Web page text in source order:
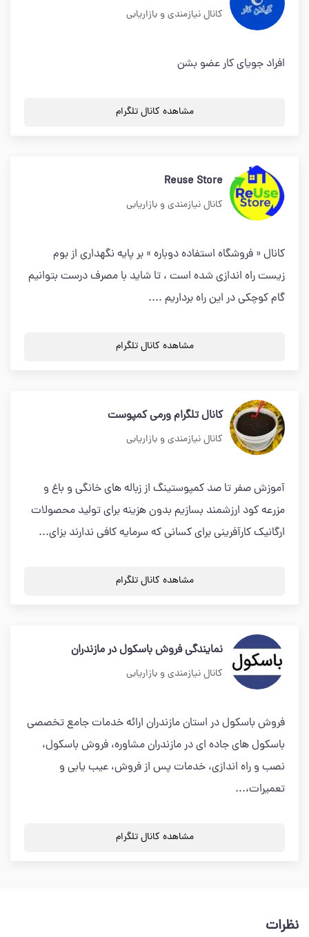
کانال نیازمندی و بازاریابی
افراد جویای کار عضو بشن
مشاهده کانال تلگرام
Reuse Store
کانال نیازمندی و بازاریابی
کانال « فروشگاه استفاده دوباره » بر پایه نگهداری از بوم
زیست راه اندازی شده است ، تا شاید با مصرف درست بتوانیم
گام کوچکی در این راه برداریم ....
مشاهده کانال تلگرام
کانال تلگرام ورمی کمپوست
کانال نیازمندی و بازاریابی
آموزش صفر تا صد کمپوستینگ از زباله های خانگی و باغ و
مزرعه کود ارزشمند بسازیم بدون هزینه برای تولید محصولات
ارگانیک کارآفرینی برای کسانی که سرمایه کافی ندارند بزای...
مشاهده کانال تلگرام
نمایندگی فروش باسکول در مازندران
کانال نیازمندی و بازاریابی
فروش باسکول در استان مازندران ارائه خدمات جامع تخصصی
باسکول های جاده ای در مازندران مشاوره، فروش باسکول،
نصب و راه اندازی، خدمات پس از فروش، عیب یابی و
تعمیرات،...
مشاهده کانال تلگرام
نظرات